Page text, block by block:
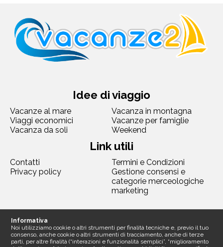
Idee di viaggio
Vacanze al mare
Vacanza in montagna
Viaggi economici
Vacanze per famiglie
Vacanza da soli
Weekend
Link utili
Contatti
Termini e Condizioni
Privacy policy
Gestione consensi e
categorie merceologiche
marketing
Informativa
Noi utilizziamo cookie o altri strumenti per finalità tecniche e, previo il tuo
consenso, anche cookie o altri strumenti di tracciamento, anche di terze
parti, per altre finalità (“interazioni e funzionalità semplici”, “miglioramento